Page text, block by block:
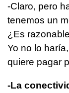
-Claro, pero
tenemos un
¿Es
Yo no lo
quiere pagar
-La